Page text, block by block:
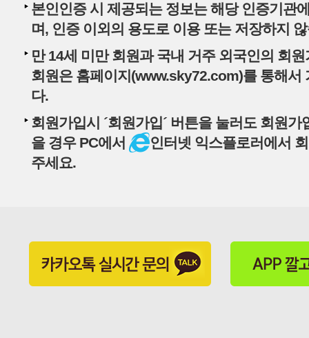
본인인증 시 제공되는 정보는 해당 인증기관
며, 인증 이외의 용도로 이용 또는 저장하지
만 14세 미만 회원과 국내 거주 외국인의 회
회원은 홈페이지(www.sky72.com)를 통해서
다.
회원가입시 ´회원가입´ 버튼을 눌러도 회원가
을 경우 PC에서
인터넷 익스플로러에서
주세요.